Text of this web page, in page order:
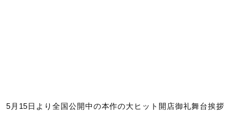
5月15日より全国公開中の本作の大ヒット開店御礼舞台挨拶